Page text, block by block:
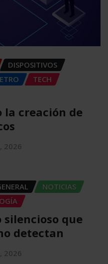
DISPOSITIVOS
TECH
la creación de
2026
NOTICIAS
silencioso que
detectan
2026